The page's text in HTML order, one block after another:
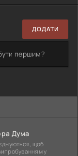
ДОДАТИ
першим?
Дума
щоб
у